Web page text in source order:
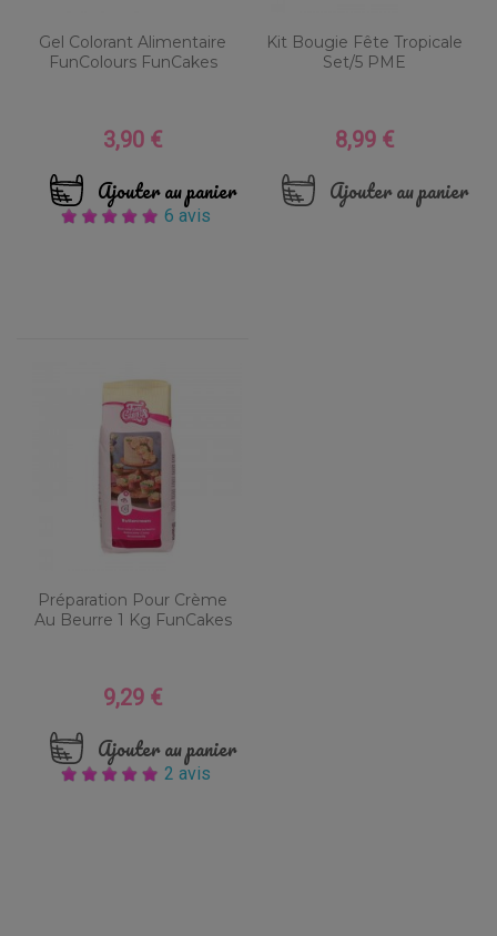
Gel Colorant Alimentaire
FunColours FunCakes
Prix
3,90 €
Ajouter au panier
6 avis
Kit Bougie Fête Tropicale
Set/5 PME
Prix
8,99 €
Ajouter au panier
Préparation Pour Crème
Au Beurre 1 Kg FunCakes
Prix
9,29 €
Ajouter au panier
2 avis